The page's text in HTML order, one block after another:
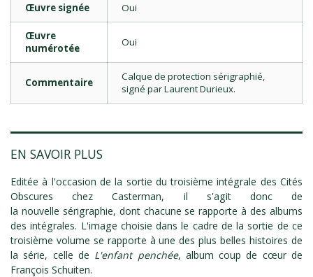
Œuvre signée Oui
Œuvre
numérotée
Oui
Commentaire
Calque de protection sérigraphié,
signé par Laurent Durieux.
EN SAVOIR PLUS
Editée à l'occasion de la sortie du troisième intégrale des Cités
Obscures chez Casterman, il s'agit donc de
la nouvelle sérigraphie, dont chacune se rapporte à des albums
des intégrales. L'image choisie dans le cadre de la sortie de ce
troisième volume se rapporte à une des plus belles histoires de
la série, celle de L'enfant penchée, album coup de cœur de
François Schuiten.